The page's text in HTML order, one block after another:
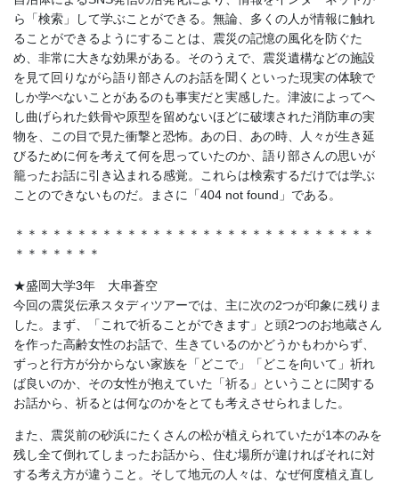
ら「検索」して学ぶことができる。無論、多くの人が情報に触れ
ることができるようにすることは、震災の記憶の風化を防ぐた
め、非常に大きな効果がある。そのうえで、震災遺構などの施設
を見て回りながら語り部さんのお話を聞くといった現実の体験で
しか学べないことがあるのも事実だと実感した。津波によってへ
し曲げられた鉄骨や原型を留めないほどに破壊された消防車の実
物を、この目で見た衝撃と恐怖。あの日、あの時、人々が生き延
びるために何を考えて何を思っていたのか、語り部さんの思いが
籠ったお話に引き込まれる感覚。これらは検索するだけでは学ぶ
ことのできないものだ。まさに「404 not found」である。
＊＊＊＊＊＊＊＊＊＊＊＊＊＊＊＊＊＊＊＊＊＊＊＊＊＊＊＊＊
＊＊＊＊＊＊＊
★盛岡大学3年 大串蒼空
今回の震災伝承スタディツアーでは、主に次の2つが印象に残りま
した。まず、「これで祈ることができます」と頭2つのお地蔵さん
を作った高齢女性のお話で、生きているのかどうかもわからず、
ずっと行方が分からない家族を「どこで」「どこを向いて」祈れ
ば良いのか、その女性が抱えていた「祈る」ということに関する
お話から、祈るとは何なのかをとても考えさせられました。
また、震災前の砂浜にたくさんの松が植えられていたが1本のみを
残し全て倒れてしまったお話から、住む場所が違ければそれに対
する考え方が違うこと。そして地元の人々は、なぜ何度植え直し